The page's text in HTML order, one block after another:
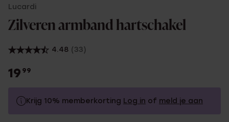
Lucardi
Zilveren armband hartschakel
4.48 (33)
19 99
Krijg 10% memberkorting Log in of meld je aan